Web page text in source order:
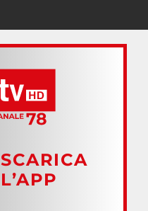
SCARICA
L’APP